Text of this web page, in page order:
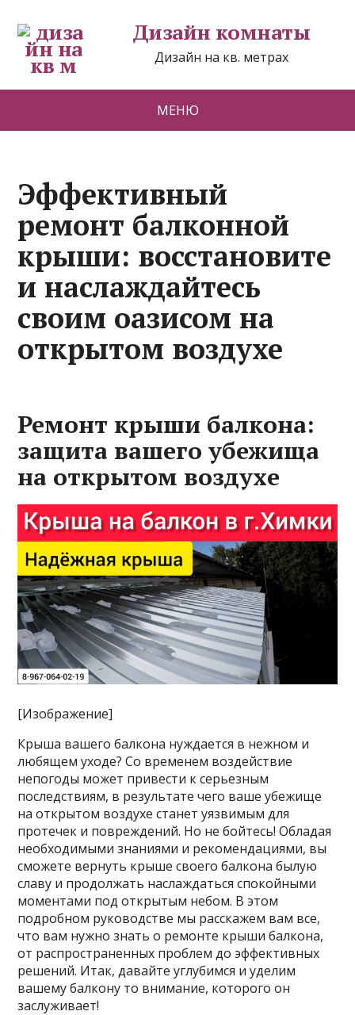
Дизайн комнаты
Дизайн на кв. метрах
МЕНЮ
Эффективный
ремонт балконной
крыши: восстановите
и наслаждайтесь
своим оазисом на
открытом воздухе
Ремонт крыши балкона:
защита вашего убежища
на открытом воздухе
[Изображение]
Крыша вашего балкона нуждается в нежном и
любящем уходе? Со временем воздействие
непогоды может привести к серьезным
последствиям, в результате чего ваше убежище
на открытом воздухе станет уязвимым для
протечек и повреждений. Но не бойтесь! Обладая
необходимыми знаниями и рекомендациями, вы
сможете вернуть крыше своего балкона былую
славу и продолжать наслаждаться спокойными
моментами под открытым небом. В этом
подробном руководстве мы расскажем вам все,
что вам нужно знать о ремонте крыши балкона,
от распространенных проблем до эффективных
решений. Итак, давайте углубимся и уделим
вашему балкону то внимание, которого он
заслуживает!